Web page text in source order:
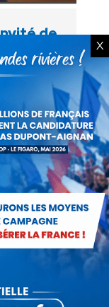
de
faire
qui sont
ne doit
X